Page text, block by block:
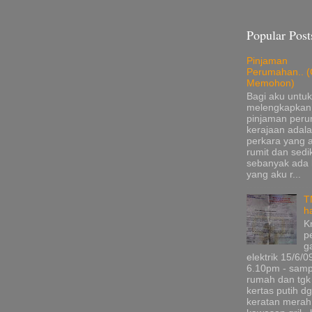
Popular
Pinjaman
Perumahan..
Memohon)
Bagi aku untuk
pinjaman
kerajaan
perkara yang
rumit dan
sebanyak ada
yang aku r...
elektrik 15/6/
6.10pm -
rumah dan
kertas putih
keratan